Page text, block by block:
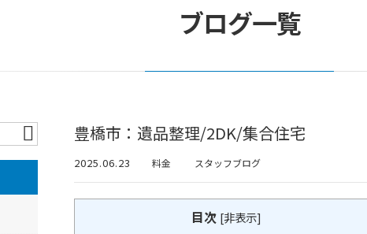
ブログ一覧
豊橋市：遺品整理/2DK/集合住宅
2025.06.23 料金 スタッフブログ
目次 [非表示]